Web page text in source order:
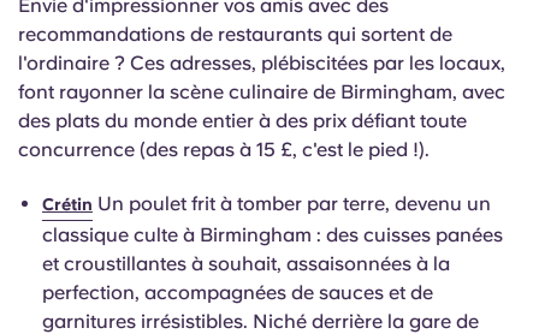
Envie d'impressionner vos amis avec des
recommandations de restaurants qui sortent de
l'ordinaire ? Ces adresses, plébiscitées par les locaux,
font rayonner la scène culinaire de Birmingham, avec
des plats du monde entier à des prix défiant toute
concurrence (des repas à 15 £, c'est le pied !).
Crétin Un poulet frit à tomber par terre, devenu un
classique culte à Birmingham : des cuisses panées
et croustillantes à souhait, assaisonnées à la
perfection, accompagnées de sauces et de
garnitures irrésistibles. Niché derrière la gare de